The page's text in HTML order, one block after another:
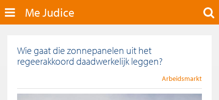
Me Judice
Wie gaat die zonnepanelen uit het
regeerakkoord daadwerkelijk leggen?
Arbeidsmarkt